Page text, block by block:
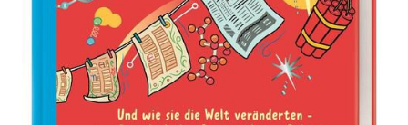
Verlag: DK Verlag
Dorling Kindersley|Dorling
Kindersley Verlag
27.03.2026
Buch 160 Seiten